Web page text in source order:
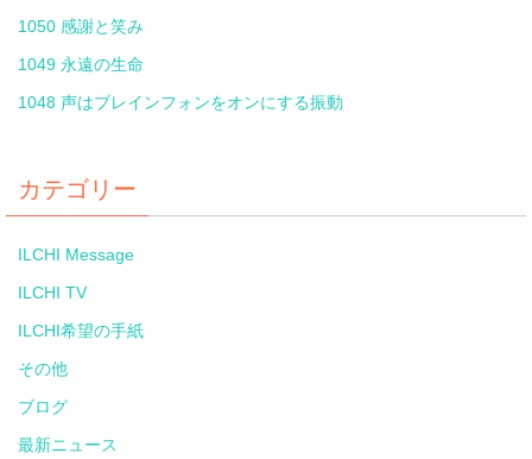
1050 感謝と笑み
1049 永遠の生命
1048 声はブレインフォンをオンにする振動
カテゴリー
ILCHI Message
ILCHI TV
ILCHI希望の手紙
その他
ブログ
最新ニュース